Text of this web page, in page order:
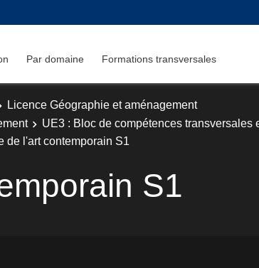
Par domaine Formations transversales
Licence Géographie et aménagement
UE3 : Bloc de compétences transversales
de l'art contemporain S1
S1